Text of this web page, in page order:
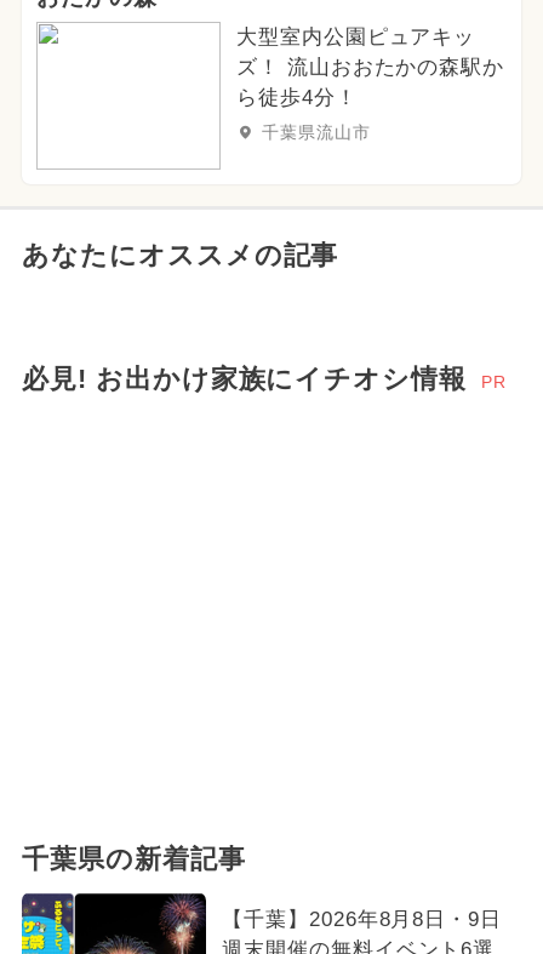
大型室内公園ピュアキッ
ズ！ 流山おおたかの森駅か
ら徒歩4分！
千葉県流山市
あなたにオススメの記事
必見! お出かけ家族にイチオシ情報 PR
千葉県の新着記事
【千葉】2026年8月8日・9日
週末開催の無料イベント6選